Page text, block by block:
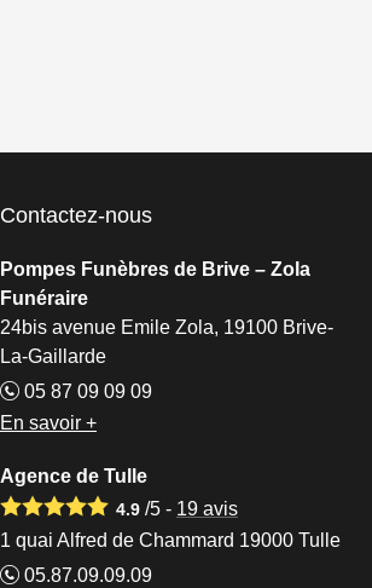
Contactez-nous
Pompes Funèbres de Brive – Zola
Funéraire
24bis avenue Emile Zola, 19100 Brive-
La-Gaillarde
05 87 09 09 09
En savoir +
Agence de Tulle
4.9 /5 - 19 avis
1 quai Alfred de Chammard 19000 Tulle
05.87.09.09.09